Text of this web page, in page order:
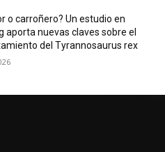
o carroñero? Un estudio en
aporta nuevas claves sobre el
del Tyrannosaurus rex